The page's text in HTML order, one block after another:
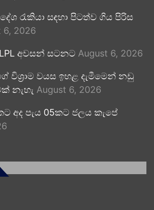
රැකියා සඳහා පිටත්ව ගිය පිරිස
6, 2026
අවසන් සටනට August 6, 2026
වයස ඉහළ දැමීමෙන් නඩු
නැහැ August 6, 2026
අද පැය 05කට ජලය කැපේ